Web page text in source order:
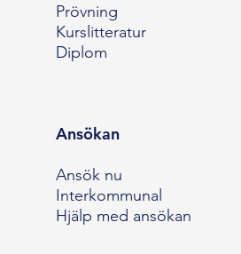
Prövning
Kurslitteratur
Diplom
Ansökan
Ansök nu
Interkommunal
Hjälp med ansökan